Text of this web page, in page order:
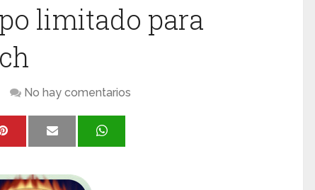
limitado para
No hay comentarios